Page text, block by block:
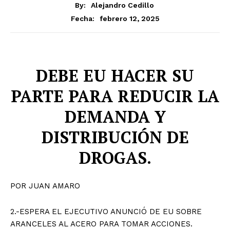
By:
Alejandro Cedillo
Fecha:
febrero 12, 2025
DEBE EU HACER SU
PARTE PARA REDUCIR LA
DEMANDA Y
DISTRIBUCIÓN DE
DROGAS.
POR JUAN AMARO
2.-ESPERA EL EJECUTIVO ANUNCIÓ DE EU SOBRE
ARANCELES AL ACERO PARA TOMAR ACCIONES.